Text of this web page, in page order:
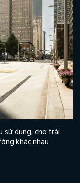
sử dụng, cho trải
khác nhau